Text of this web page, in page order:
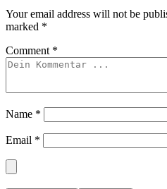
Your email address will not be
marked *
Comment *
Name *
Email *